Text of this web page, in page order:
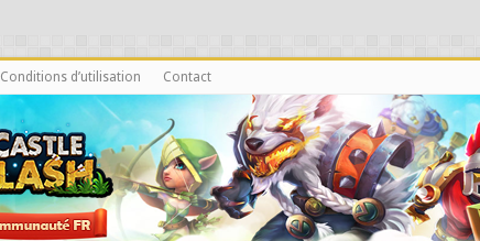
Conditions d’utilisation Contact